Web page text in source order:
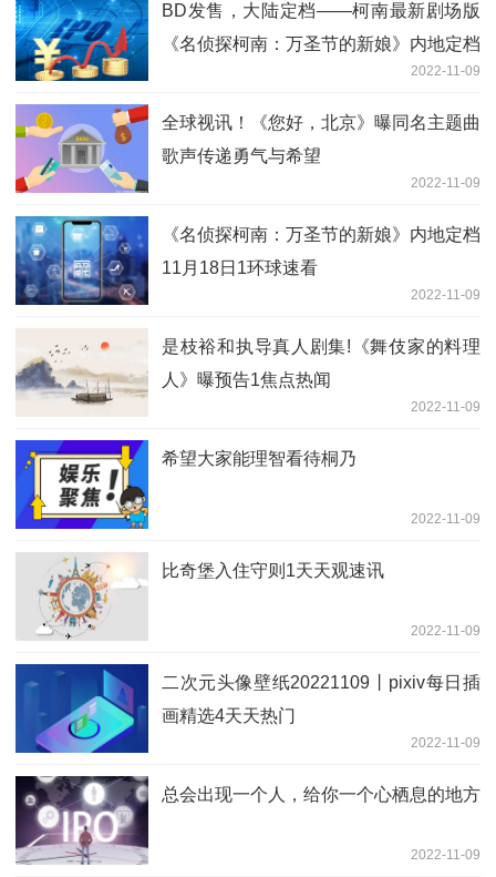
BD发售，大陆定档——柯南最新剧场版
《名侦探柯南：万圣节的新娘》内地定档
2022-11-09
全球视讯！《您好，北京》曝同名主题曲
歌声传递勇气与希望
2022-11-09
《名侦探柯南：万圣节的新娘》内地定档
11月18日1环球速看
2022-11-09
是枝裕和执导真人剧集!《舞伎家的料理
人》曝预告1焦点热闻
2022-11-09
希望大家能理智看待桐乃
2022-11-09
比奇堡入住守则1天天观速讯
2022-11-09
二次元头像壁纸20221109丨pixiv每日插
画精选4天天热门
2022-11-09
总会出现一个人，给你一个心栖息的地方
2022-11-09